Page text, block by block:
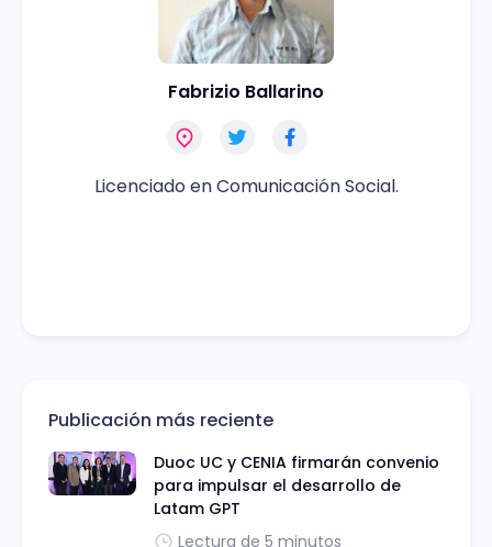
Fabrizio Ballarino
Licenciado en Comunicación Social.
Publicación más reciente
Duoc UC y CENIA firmarán convenio
para impulsar el desarrollo de
Latam GPT
Lectura de 5 minutos